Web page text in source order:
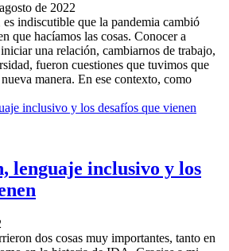
de 2022
indiscutible que la pandemia cambió
que hacíamos las cosas. Conocer a
una relación, cambiarnos de trabajo,
fueron cuestiones que tuvimos que
manera. En ese contexto, como
lenguaje inclusivo y los
dos cosas muy importantes, tanto en